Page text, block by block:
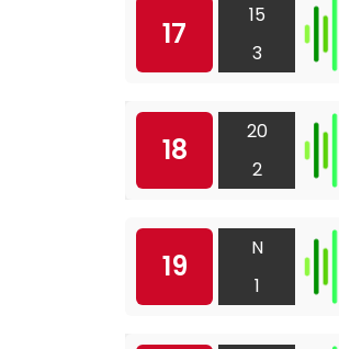
17
15
3
18
20
2
19
N
1